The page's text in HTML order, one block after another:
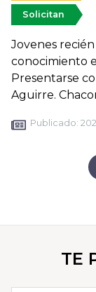
Solicitan
Jovenes
conocimiento
Presentarse
Aguirre.
Publicado:
TE